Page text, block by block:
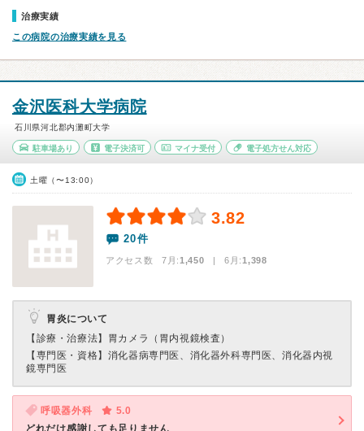
治療実績
この病院の治療実績を見る
金沢医科大学病院
石川県河北郡内灘町大学
駐車場あり 電子決済可 マイナ受付 電子処方せん対応
土曜（〜13:00）
3.82
20件
アクセス数 7月:1,450 | 6月:1,398
胃炎について
【診療・治療法】 胃カメラ（胃内視鏡検査）
【専門医・資格】 消化器病専門医、消化器外科専門医、消化器内視
鏡専門医
呼吸器外科
5.0
どれだけ感謝しても足りません